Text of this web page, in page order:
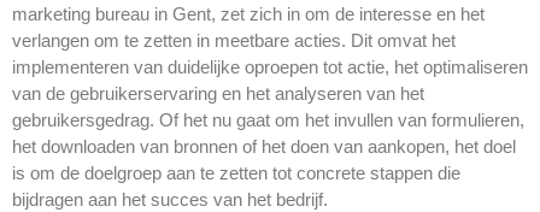
marketing bureau in Gent, zet zich in om de interesse en het
verlangen om te zetten in meetbare acties. Dit omvat het
implementeren van duidelijke oproepen tot actie, het optimaliseren
van de gebruikerservaring en het analyseren van het
gebruikersgedrag. Of het nu gaat om het invullen van formulieren,
het downloaden van bronnen of het doen van aankopen, het doel
is om de doelgroep aan te zetten tot concrete stappen die
bijdragen aan het succes van het bedrijf.